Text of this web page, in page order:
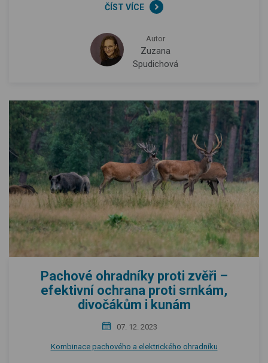
ČÍST VÍCE
Autor
Zuzana
Spudichová
Pachové ohradníky proti zvěři –
efektivní ochrana proti srnkám,
divočákům i kunám
07. 12. 2023
Kombinace pachového a elektrického ohradníku